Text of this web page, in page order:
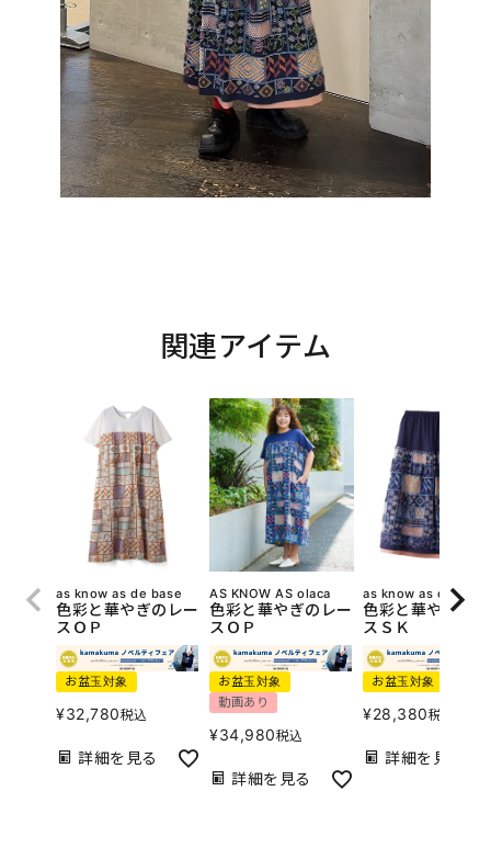
関連アイテム
as know as de base
色彩と華やぎのレー
スＯＰ
お盆玉対象
¥32,780税込
詳細を見る
AS KNOW AS olaca
色彩と華やぎのレー
スＯＰ
お盆玉対象
動画あり
¥34,980税込
詳細を見る
as know as de base
色彩と華やぎの
スＳＫ
お盆玉対象
¥28,380税込
詳細を見る